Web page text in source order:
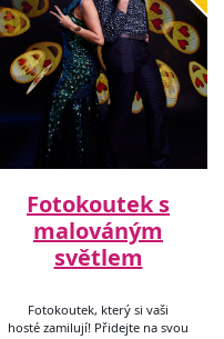
Fotokoutek s
malováným
světlem
Fotokoutek, který si vaši
hosté zamilují! Přidejte na svou